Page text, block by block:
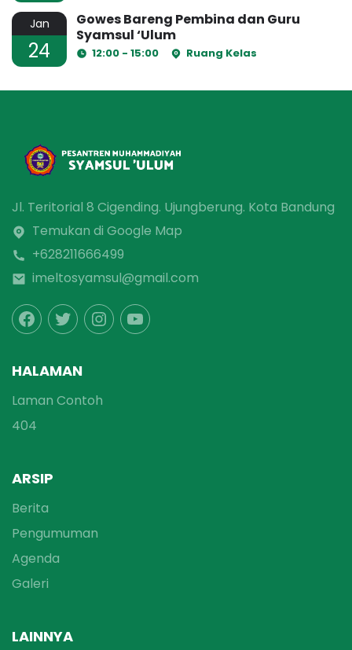
Jan
24
Gowes Bareng Pembina dan Guru
Syamsul ‘Ulum
12:00 - 15:00 Ruang Kelas
Jl. Teritorial 8 Cigending. Ujungberung. Kota Bandung
Temukan di Google Map
+628211666499
imeltosyamsul@gmail.com
HALAMAN
Laman Contoh
404
ARSIP
Berita
Pengumuman
Agenda
Galeri
LAINNYA